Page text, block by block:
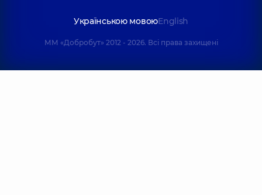
Українською мовоюEnglish
ММ «Добробут» 2012 - 2026. Всі права захищені